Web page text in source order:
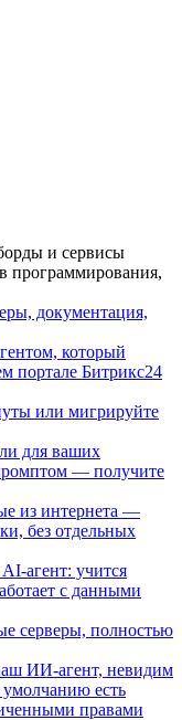
и сервисы
программирования,
документация,
который
портале Битрикс24
или мигрируйте
для ваших
— получите
из интернета —
без отдельных
агент: учится
с данными
серверы, полностью
ИИ-агент, невидим
есть
правами